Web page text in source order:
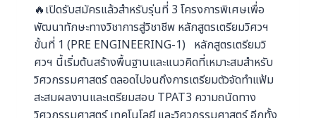
🔥เปิดรับสมัครแล้วสำหรับรุ่นที่ 3 โครงการพิเศษเพื่อ
พัฒนาทักษะทางวิชาการสู่วิชาชีพ หลักสูตรเตรียมวิศวฯ
ขั้นที่ 1 (PRE ENGINEERING-1) หลักสูตรเตรียมวิ
ศวฯ นี้เริ่มต้นสร้างพื้นฐานและแนวคิดที่เหมาะสมสำหรับ
วิศวกรรมศาสตร์ ตลอดไปจนถึงการเตรียมตัวจัดทำแฟ้ม
สะสมผลงานและเตรียมสอบ TPAT3 ความถนัดทาง